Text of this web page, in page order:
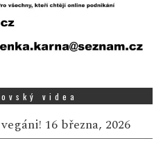
videa
16 března, 2026